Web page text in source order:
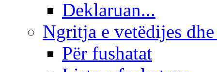
Deklaruan...
Ngritja e vetëdijes
Për fushatat